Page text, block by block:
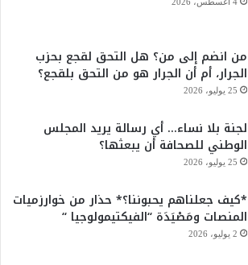
b
e
من انضم إلى من؟ هل التحق لقجع بحزب
الجرار، أم أن الجرار هو من التحق بلقجع؟
25 يوليو، 2026
لجنة بلا نساء… أي رسالة يريد المجلس
الوطني للصحافة أن يبعثها؟
25 يوليو، 2026
*كيف جعلناهم يحبوننا؟* حذار من خوارزميات
المنصات ومَصْيَدَة “الفيكتيمولوجيا “
2 يوليو، 2026